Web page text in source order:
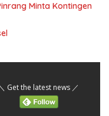
Minta Kontingen
Get the latest news ／